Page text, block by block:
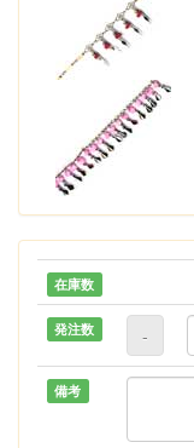
在庫数
発注数 -
備考